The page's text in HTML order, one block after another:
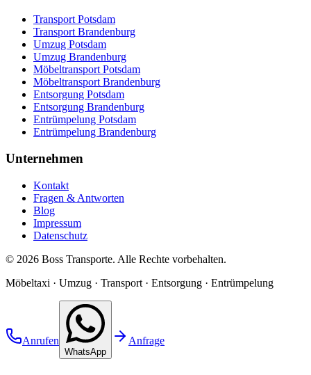
Transport Potsdam
Transport Brandenburg
Umzug Potsdam
Umzug Brandenburg
Möbeltransport Potsdam
Möbeltransport Brandenburg
Entsorgung Potsdam
Entsorgung Brandenburg
Entrümpelung Potsdam
Entrümpelung Brandenburg
Unternehmen
Kontakt
Fragen & Antworten
Blog
Impressum
Datenschutz
© 2026 Boss Transporte. Alle Rechte vorbehalten.
Möbeltaxi · Umzug · Transport · Entsorgung · Entrümpelung
Anrufen
WhatsApp
Anfrage